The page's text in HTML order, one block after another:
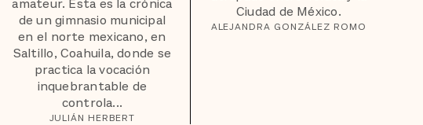
amateur. Ésta es la crónica
de un gimnasio municipal
en el norte mexicano, en
Saltillo, Coahuila, donde se
practica la vocación
inquebrantable de
controla...
JULIÁN HERBERT
Ciudad de México.
ALEJANDRA GONZÁLEZ ROMO